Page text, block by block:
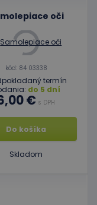
oči
kód: 84 03338
termín
do 5 dní
€ s DPH
Do košíka
Skladom